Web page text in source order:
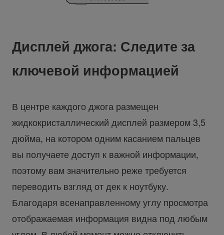
Дисплей джога: Следите за
ключевой информацией
В центре каждого джога размещен
жидкокристаллический дисплей размером 3,5
дюйма, на котором одним касанием пальцев
вы получаете доступ к важной информации,
поэтому вам значительно реже требуется
переводить взгляд от дек к ноутбуку.
Благодаря всенаправленному углу просмотра
отображаемая информация видна под любым